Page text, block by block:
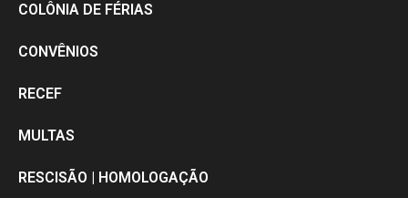
COLÔNIA DE FÉRIAS
CONVÊNIOS
RECEF
MULTAS
RESCISÃO | HOMOLOGAÇÃO